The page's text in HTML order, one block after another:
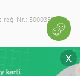
X
reģ. Nr.: 50003582081,
piekrišanas